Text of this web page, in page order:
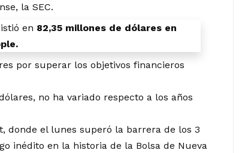
la SEC.
en 82,35 millones de dólares en
por superar los objetivos financieros
no ha variado respecto a los años
donde el lunes superó la barrera de los 3
inédito en la historia de la Bolsa de Nueva